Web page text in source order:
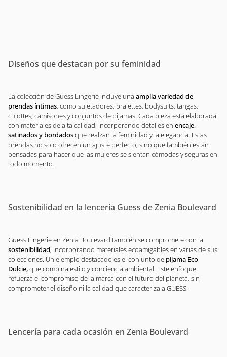
Diseños que destacan por su feminidad
La colección de Guess Lingerie incluye una amplia variedad de
prendas íntimas, como sujetadores, bralettes, bodysuits, tangas,
culottes, camisones y conjuntos de pijamas. Cada pieza está elaborada
con materiales de alta calidad, incorporando detalles en encaje,
satinados y bordadosque realzan la feminidad y la elegancia. Estas
prendas no solo ofrecen un ajuste perfecto, sino que también están
pensadas para hacer que las mujeres se sientan cómodas y seguras en
todo momento.
Sostenibilidad en la lencería Guess de Zenia Boulevard
Guess Lingerie en Zenia Boulevard también se compromete con la
sostenibilidad, incorporando materiales ecoamigables en varias de sus
colecciones. Un ejemplo destacado es el conjunto de pijama Eco
Dulcie,que combina estilo y conciencia ambiental. Este enfoque
refuerza el compromiso de la marca con el futuro del planeta, sin
comprometer el diseño ni la calidad que caracteriza a GUESS.
Lencería para cada ocasión en Zenia Boulevard